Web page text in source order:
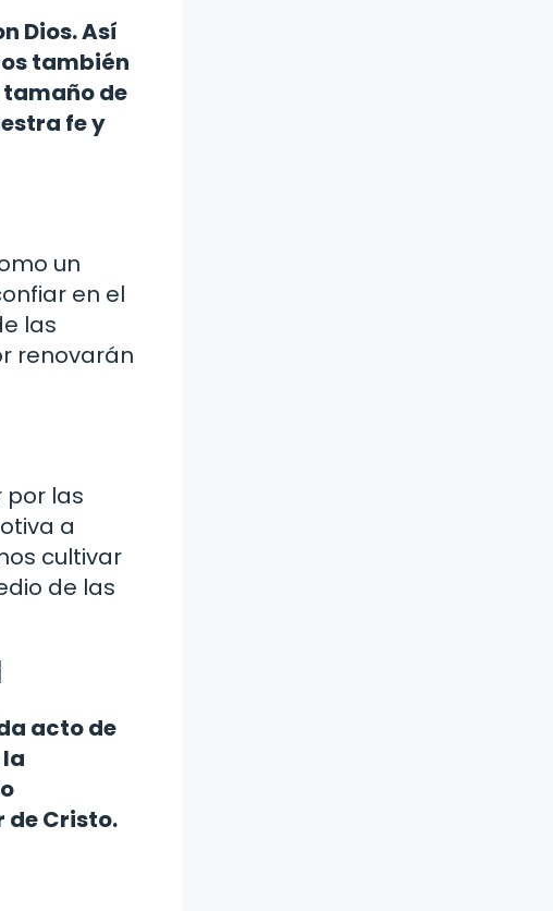
Dios. Así
también
tamaño de
fe y
un
en el
las
renovarán
por las
a
cultivar
de las
acto de
de Cristo.